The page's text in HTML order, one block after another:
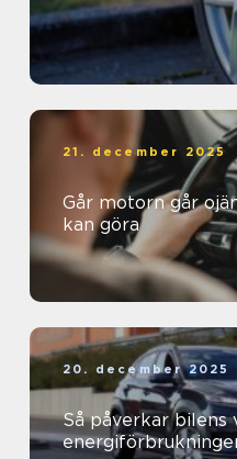
21. december 2025
Går motorn går
kan göra
20. december 2025
Så påverkar bilens